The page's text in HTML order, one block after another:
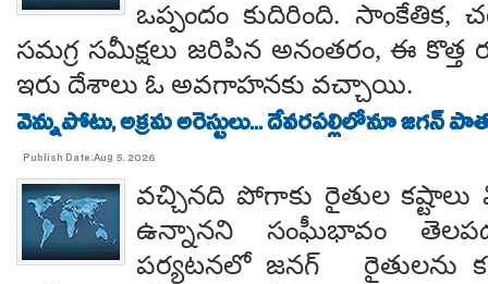
ఒప్పందం కుదిరింది. సాంకేతిక,
సమగ్ర సమీక్షలు జరిపిన అనంతరం, ఈ కొత్త
ఇరు దేశాలు ఓ అవగాహనకు వచ్చాయి.
వెన్నుపోటు, అక్రమ అరెస్టులు... దేవరపల్లిలోనూ జగన్
Publish Date:Aug 5, 2026
వచ్చినది పోగాకు రైతుల
ఉన్నానని సంఘీభావం
పర్యటనలో జనగ్ రైతులను